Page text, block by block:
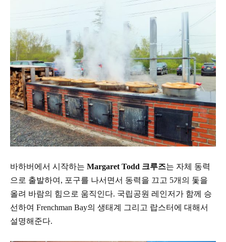
바하버에서 시작하는 Margaret Todd 크루즈는 자체 동력
으로 출발하여 , 포구를 나서면서 동력을 끄고 5개의 돛을
올려 바람의 힘으로 움직인다. 국립공원 레인저가 함께 승
선하여 Frenchman Bay의 생태계 그리고 랍스터에 대해서
설명해준다.